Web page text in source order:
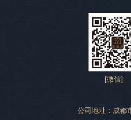
[微信]
公司地址：成都